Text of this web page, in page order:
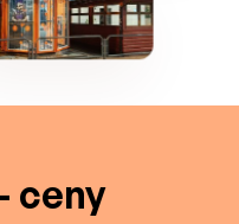
ceny